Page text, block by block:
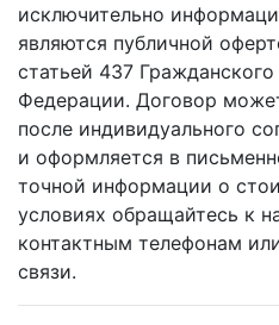
исключительно
являются публичной
статьей 437
Федерации. Договор
после индивидуального
и оформляется в
точной информации о
условиях обращайтесь к
контактным телефонам
связи.